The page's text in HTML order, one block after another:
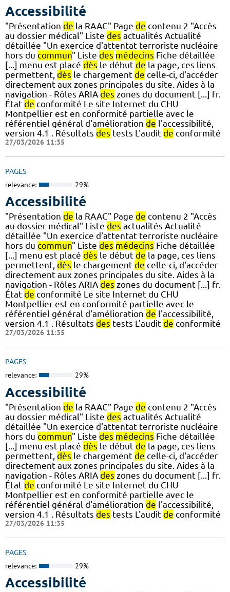
Accessibilité
"Présentation de la RAAC" Page de contenu 2 "Accès
au dossier médical" Liste des actualités Actualité
détaillée "Un exercice d'attentat terroriste nucléaire
hors du commun" Liste des médecins Fiche détaillée
[...] menu est placé dès le début de la page, ces liens
permettent, dès le chargement de celle-ci, d'accéder
directement aux zones principales du site. Aides à la
navigation - Rôles ARIA des zones du document [...] fr.
État de conformité Le site Internet du CHU
Montpellier est en conformité partielle avec le
référentiel général d'amélioration de l'accessibilité,
version 4.1 . Résultats des tests L'audit de conformité
27/03/2026 11:35
PAGES
relevance: 29%
Accessibilité
"Présentation de la RAAC" Page de contenu 2 "Accès
au dossier médical" Liste des actualités Actualité
détaillée "Un exercice d'attentat terroriste nucléaire
hors du commun" Liste des médecins Fiche détaillée
[...] menu est placé dès le début de la page, ces liens
permettent, dès le chargement de celle-ci, d'accéder
directement aux zones principales du site. Aides à la
navigation - Rôles ARIA des zones du document [...] fr.
État de conformité Le site Internet du CHU
Montpellier est en conformité partielle avec le
référentiel général d'amélioration de l'accessibilité,
version 4.1 . Résultats des tests L'audit de conformité
27/03/2026 11:35
PAGES
relevance: 29%
Accessibilité
"Présentation de la RAAC" Page de contenu 2 "Accès
au dossier médical" Liste des actualités Actualité
détaillée "Un exercice d'attentat terroriste nucléaire
hors du commun" Liste des médecins Fiche détaillée
[...] menu est placé dès le début de la page, ces liens
permettent, dès le chargement de celle-ci, d'accéder
directement aux zones principales du site. Aides à la
navigation - Rôles ARIA des zones du document [...] fr.
État de conformité Le site Internet du CHU
Montpellier est en conformité partielle avec le
référentiel général d'amélioration de l'accessibilité,
version 4.1 . Résultats des tests L'audit de conformité
27/03/2026 11:35
PAGES
relevance: 29%
Accessibilité